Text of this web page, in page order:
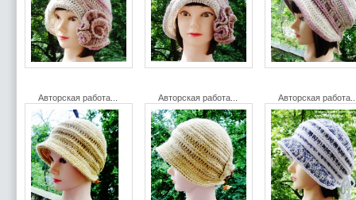
Авторская работа... Авторская работа... Авторская